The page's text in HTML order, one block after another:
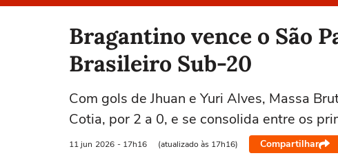
Bragantino vence o São
Brasileiro Sub-20
Com gols de Jhuan e Yuri Alves, Massa
Cotia, por 2 a 0, e se consolida entre os
11 jun 2026 - 17h16 (atualizado às 17h16) Compartilhar